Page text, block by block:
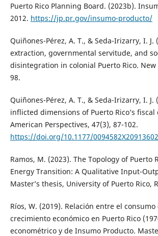
Puerto Rico Planning Board. (2023b).
2012. https://jp.pr.gov/insumo-producto/
Quiñones-Pérez, A. T., & Seda-Irizarry, I. J.
extraction, governmental servitude, and
disintegration in colonial Puerto Rico. New
98.
Quiñones-Pérez, A. T., & Seda-Irizarry, I. J.
inflicted dimensions of Puerto Rico’s fiscal
American Perspectives, 47(3), 87-102.
https://doi.org/10.1177/0094582X20913602
Ramos, M. (2023). The Topology of Puerto
Energy Transition: A Qualitative Input-
Master’s thesis, University of Puerto Rico,
Ríos, W. (2019). Relación entre el
crecimiento económico en Puerto Rico
econométrico y de Insumo Producto.